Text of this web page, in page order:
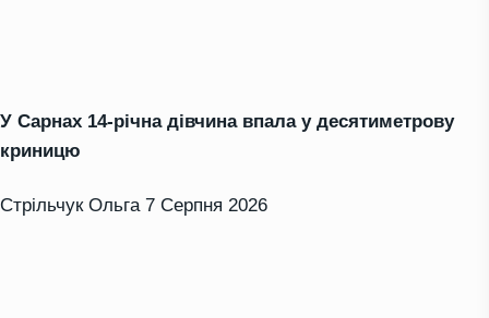
У Сарнах 14-річна дівчина впала у десятиметрову
криницю
Стрільчук Ольга 7 Серпня 2026